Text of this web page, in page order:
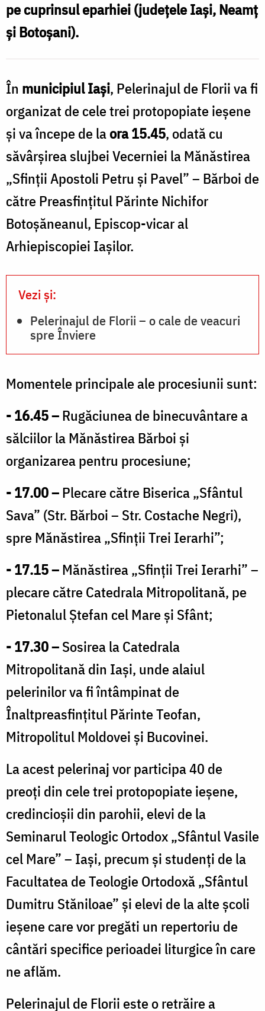
liturgică
/
Foto:
Nechifor
pe cuprinsul eparhiei (judeţele Iaşi, Neamţ
şi Botoşani).
În municipiul Iaşi, Pelerinajul de Florii va fi
organizat de cele trei protopopiate ieşene
şi va începe de laora 15.45, odată cu
săvârşirea slujbei Vecerniei la Mănăstirea
„Sfinţii Apostoli Petru şi Pavel” – Bărboi de
către Preasfinţitul Părinte Nichifor
Botoșăneanul, Episcop-vicar al
Arhiepiscopiei Iaşilor.
Vezi și:
Pelerinajul de Florii – o cale de veacuri
spre Înviere
Momentele principale ale procesiunii sunt:
- 16.45 –Rugăciunea de binecuvântare a
sălciilor la Mănăstirea Bărboi și
organizarea pentru procesiune;
- 17.00 –Plecare către Biserica „Sfântul
Sava” (Str. Bărboi – Str. Costache Negri),
spre Mănăstirea „Sfinţii Trei Ierarhi”;
- 17.15 –Mănăstirea „Sfinţii Trei Ierarhi” –
plecare către Catedrala Mitropolitană, pe
Pietonalul Ştefan cel Mare şi Sfânt;
- 17.30 –Sosirea la Catedrala
Mitropolitană din Iaşi, unde alaiul
pelerinilor va fi întâmpinat de
Înaltpreasfinţitul Părinte Teofan,
Mitropolitul Moldovei şi Bucovinei.
La acest pelerinaj vor participa 40 de
preoţi din cele trei protopopiate ieşene,
credincioşii din parohii, elevi de la
Seminarul Teologic Ortodox „Sfântul Vasile
cel Mare” – Iași, precum şi studenţi de la
Facultatea de Teologie Ortodoxă „Sfântul
Dumitru Stăniloae” şi elevi de la alte şcoli
ieşene care vor pregăti un repertoriu de
cântări specifice perioadei liturgice în care
ne aflăm.
Pelerinajul de Florii este o retrăire a